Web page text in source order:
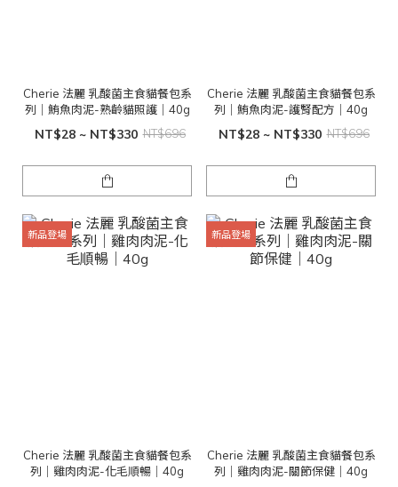
Cherie 法麗 乳酸菌主食貓餐包系
列｜鮪魚肉泥-熟齡貓照護｜40g
NT$28 ~ NT$330 NT$696
Cherie 法麗 乳酸菌主食貓餐包系
列｜鮪魚肉泥-護腎配方｜40g
NT$28 ~ NT$330 NT$696
新品登場
Cherie 法麗 乳酸菌主食貓餐包系
列｜雞肉肉泥-化毛順暢｜40g
新品登場
Cherie 法麗 乳酸菌主食貓餐包系
列｜雞肉肉泥-關節保健｜40g